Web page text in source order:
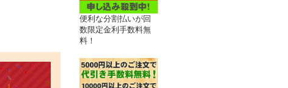
便利な分割払いが回
数限定金利手数料無
料！